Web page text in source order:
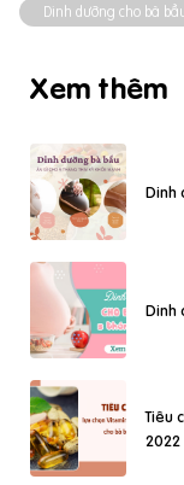
Dinh dưỡng cho bà
Xem thêm
Dinh
Dinh
Tiêu
2022